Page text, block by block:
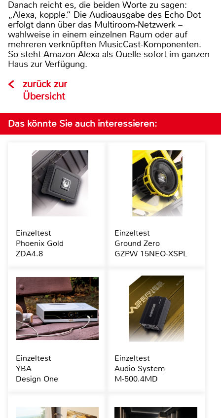
Danach reicht es, die beiden Worte zu sagen:
„Alexa, kopple.“ Die Audioausgabe des Echo Dot
erfolgt dann über das Multiroom-Netzwerk –
wahlweise in einem einzelnen Raum oder auf
mehreren verknüpften MusicCast-Komponenten.
So steht Amazon Alexa als Quelle sofort im ganzen
Haus zur Verfügung.
zurück zur
Übersicht
Das könnte Sie auch interessieren:
Einzeltest
Phoenix Gold
ZDA4.8
Einzeltest
Ground Zero
GZPW 15NEO-XSPL
Einzeltest
YBA
Design One
Einzeltest
Audio System
M-500.4MD